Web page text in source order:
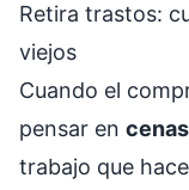
Retira trastos:
viejos
Cuando el
pensar en
trabajo que